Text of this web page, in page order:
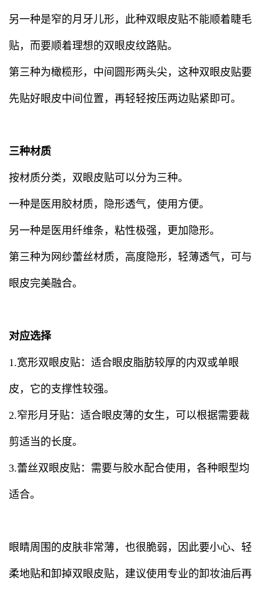
另一种是窄的月牙儿形，此种双眼皮贴不能顺着睫毛
贴，而要顺着理想的双眼皮纹路贴。
第三种为橄榄形，中间圆形两头尖，这种双眼皮贴要
先贴好眼皮中间位置，再轻轻按压两边贴紧即可。
三种材质
按材质分类，双眼皮贴可以分为三种。
一种是医用胶材质，隐形透气，使用方便。
另一种是医用纤维条，粘性极强，更加隐形。
第三种为网纱蕾丝材质，高度隐形，轻薄透气，可与
眼皮完美融合。
对应选择
1.宽形双眼皮贴：适合眼皮脂肪较厚的内双或单眼
皮，它的支撑性较强。
2.窄形月牙贴：适合眼皮薄的女生，可以根据需要裁
剪适当的长度。
3.蕾丝双眼皮贴：需要与胶水配合使用，各种眼型均
适合。
眼睛周围的皮肤非常薄，也很脆弱，因此要小心、轻
柔地贴和卸掉双眼皮贴，建议使用专业的卸妆油后再